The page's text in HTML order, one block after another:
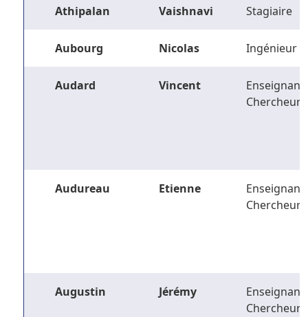
Athipalan Vaishnavi Stagiaire
Aubourg Nicolas Ingénieur
Audard Vincent
Enseignant-
Chercheur
Audureau Etienne
Enseignant-
Chercheur
Augustin Jérémy
Enseignant-
Chercheur